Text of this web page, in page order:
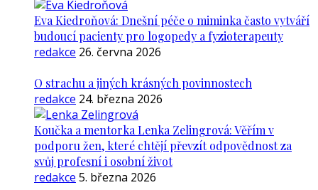
Eva Kiedroňová: Dnešní péče o miminka často vytváří
budoucí pacienty pro logopedy a fyzioterapeuty
redakce 26. června 2026
O strachu a jiných krásných povinnostech
redakce 24. března 2026
Koučka a mentorka Lenka Zelingrová: Věřím v
podporu žen, které chtějí převzít odpovědnost za
svůj profesní i osobní život
redakce 5. března 2026